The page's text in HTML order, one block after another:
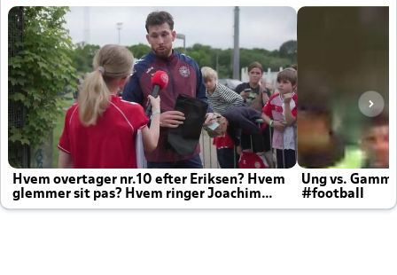
Hvem overtager nr.10 efter Eriksen? Hvem
glemmer sit pas? Hvem ringer Joachim
altid til efter kampe?
Ung vs.
#football